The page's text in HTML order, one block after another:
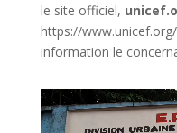
le site officiel,
https://
information le